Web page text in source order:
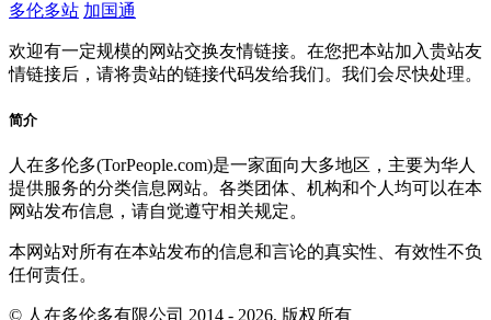
多伦多站 加国通
欢迎有一定规模的网站交换友情链接。在您把本站加入贵站友
情链接后，请将贵站的链接代码发给我们。我们会尽快处理。
简介
人在多伦多(TorPeople.com)是一家面向大多地区，主要为华人
提供服务的分类信息网站。各类团体、机构和个人均可以在本
网站发布信息，请自觉遵守相关规定。
本网站对所有在本站发布的信息和言论的真实性、有效性不负
任何责任。
© 人在多伦多有限公司 2014 - 2026, 版权所有